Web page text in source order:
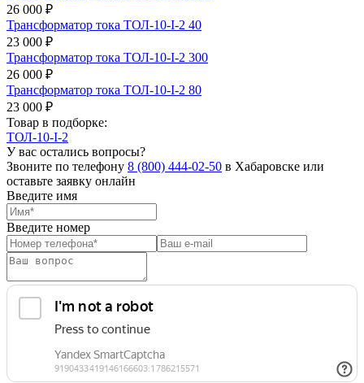
26 000 ₽
Трансформатор тока ТОЛ-10-I-2 40
23 000 ₽
Трансформатор тока ТОЛ-10-I-2 300
26 000 ₽
Трансформатор тока ТОЛ-10-I-2 80
23 000 ₽
Товар в подборке:
ТОЛ-10-I-2
У вас остались вопросы?
Звоните по телефону 8 (800) 444-02-50 в Хабаровске или
оставьте заявку онлайн
Введите имя
Введите номер